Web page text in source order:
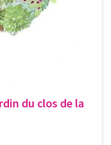
du clos de la